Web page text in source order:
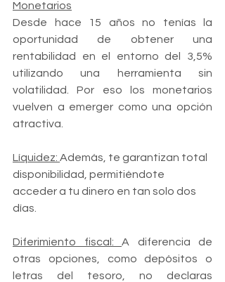
Monetarios
Desde hace 15 años no tenías la
oportunidad de obtener una
rentabilidad en el entorno del 3,5%
utilizando una herramienta sin
volatilidad. Por eso los monetarios
vuelven a emerger como una opción
atractiva.
Líquidez: Además, te garantizan total
disponibilidad, permitiéndote
acceder a tu dinero en tan solo dos
días.
Diferimiento fiscal: A diferencia de
otras opciones, como depósitos o
letras del tesoro, no declaras